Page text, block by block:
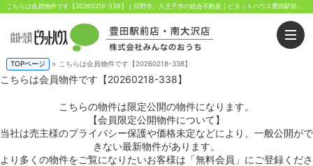
こちらは会員物件です【20260218-338】｜日野市、八王子市の総合不動産｜ピタットハウス豊田駅前店・南大沢店｜株式会社みんなのおうち
TOPページ > こちらは会員物件です【20260218-338】
こちらは会員物件です【20260218-338】
こちらの物件は限定公開の物件になります。
【会員限定公開物件について】
当社は売主様のプライバシー保護や価格未定などにより、一般公開がで
きない最新物件があります。
より多くの物件をご覧になりたいお客様は「無料会員」にご登録くださ